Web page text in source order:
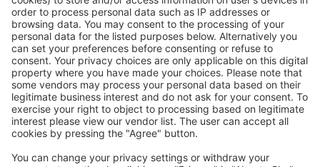
Mehr sparen
Attraktive Preise und Spezialangebote für eingeloggte
Benutzer.
Unterkünfte, die Sie mögen
Wählen Sie aus über 1,3 Millionen Unterkünften: Hotels,
Hütten, Apartments und andere.